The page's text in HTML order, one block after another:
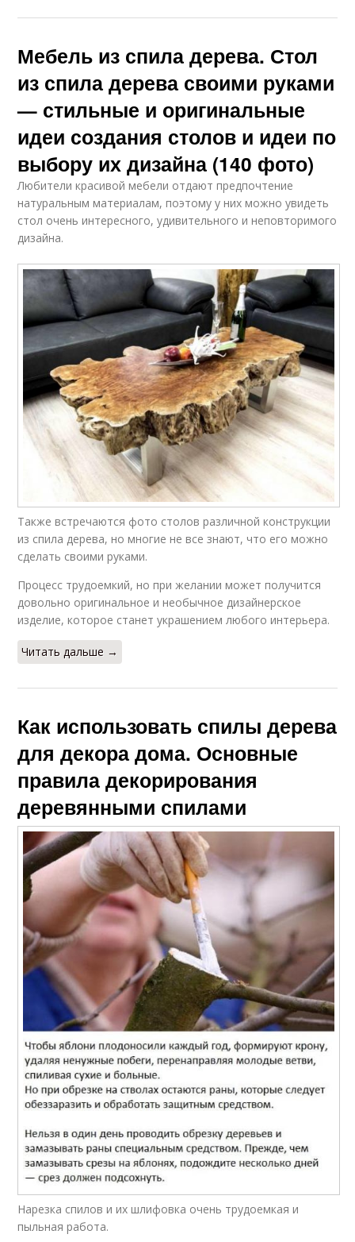
Мебель из спила дерева. Стол
из спила дерева своими руками
— стильные и оригинальные
идеи создания столов и идеи по
выбору их дизайна (140 фото)
Любители красивой мебели отдают предпочтение
натуральным материалам, поэтому у них можно увидеть
стол очень интересного, удивительного и неповторимого
дизайна.
Также встречаются фото столов различной конструкции
из спила дерева, но многие не все знают, что его можно
сделать своими руками.
Процесс трудоемкий, но при желании может получится
довольно оригинальное и необычное дизайнерское
изделие, которое станет украшением любого интерьера.
Читать дальше →
Как использовать спилы дерева
для декора дома. Основные
правила декорирования
деревянными спилами
Нарезка спилов и их шлифовка очень трудоемкая и
пыльная работа.